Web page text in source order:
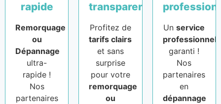
rapide
Remorquage
ou
Dépannage
ultra-
rapide !
Nos
partenaires
transparents
Profitez de
tarifs clairs
et sans
surprise
pour votre
remorquage
ou
Unservice
professionnel
garanti !
Nos
partenaires
en
dépannage